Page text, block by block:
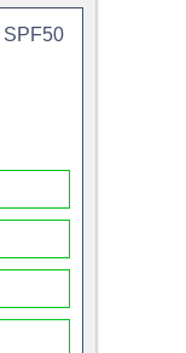
SPF50